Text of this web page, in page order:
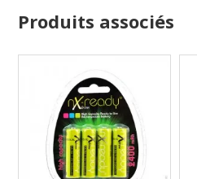
Produits associés